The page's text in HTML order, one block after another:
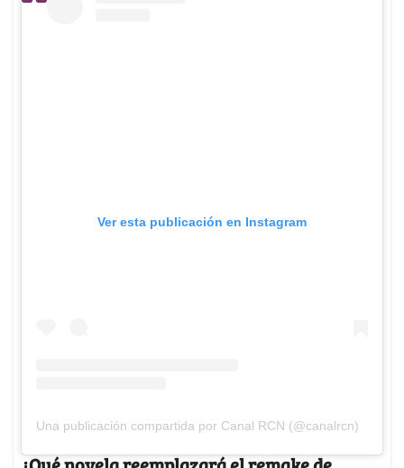
Ver esta publicación en Instagram
Una publicación compartida por Canal RCN (@canalrcn)